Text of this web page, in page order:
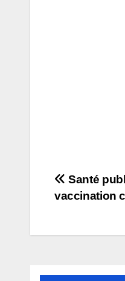
l’article
Santé
vaccination